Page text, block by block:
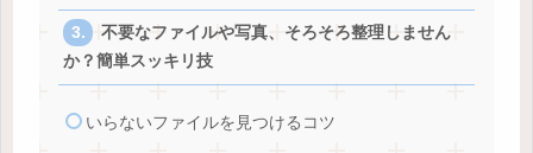
不要なファイルや写真、そろそろ整理しません
か？簡単スッキリ技
いらないファイルを見つけるコツ